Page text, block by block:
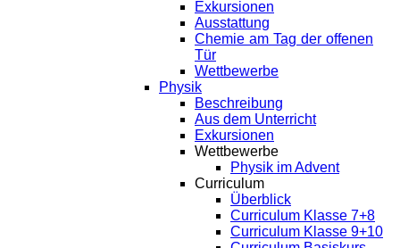
Exkursionen
Ausstattung
Chemie am Tag der offenen
Tür
Wettbewerbe
Physik
Beschreibung
Aus dem Unterricht
Exkursionen
Wettbewerbe
Physik im Advent
Curriculum
Überblick
Curriculum Klasse 7+8
Curriculum Klasse 9+10